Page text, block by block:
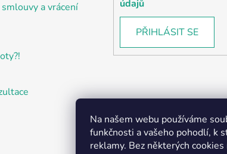
Na našem webu používáme
funkčnosti a vašeho pohodlí, k
reklamy. Bez některých
a vrácení
údajů
PŘIHLÁSIT SE